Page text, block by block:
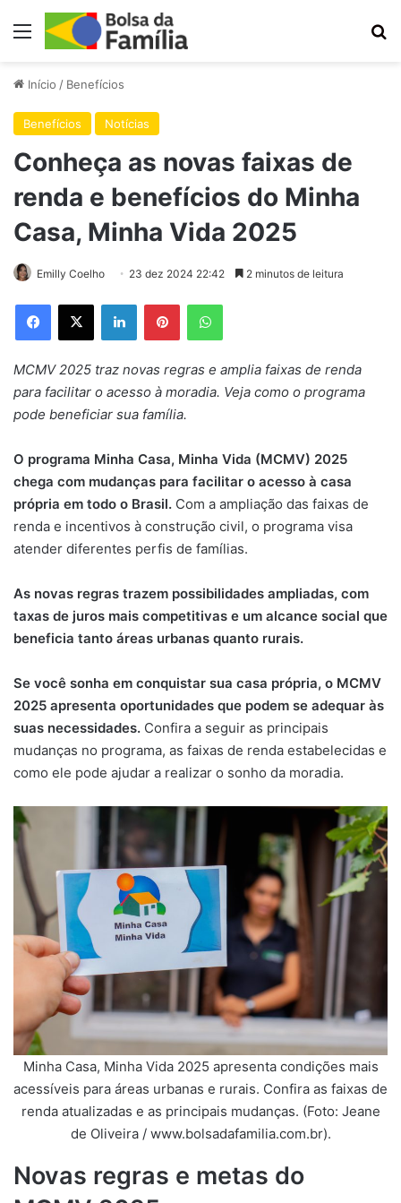
Menu
Início / Benefícios
Benefícios Notícias
Conheça as novas faixas de
renda e benefícios do Minha
Casa, Minha Vida 2025
Emilly Coelho 23 dez 2024 22:42 2 minutos de leitura
Facebook
X LinkedinPinterestWhatsApp
MCMV 2025 traz novas regras e amplia faixas de renda
para facilitar o acesso à moradia. Veja como o programa
pode beneficiar sua família.
O programa Minha Casa, Minha Vida (MCMV) 2025
chega com mudanças para facilitar o acesso à casa
própria em todo o Brasil. Com a ampliação das faixas de
renda e incentivos à construção civil, o programa visa
atender diferentes perfis de famílias.
As novas regras trazem possibilidades ampliadas, com
taxas de juros mais competitivas e um alcance social que
beneficia tanto áreas urbanas quanto rurais.
Se você sonha em conquistar sua casa própria, o MCMV
2025 apresenta oportunidades que podem se adequar às
suas necessidades. Confira a seguir as principais
mudanças no programa, as faixas de renda estabelecidas e
como ele pode ajudar a realizar o sonho da moradia.
Minha Casa, Minha Vida 2025 apresenta condições mais
acessíveis para áreas urbanas e rurais. Confira as faixas de
renda atualizadas e as principais mudanças. (Foto: Jeane
de Oliveira / www.bolsadafamilia.com.br).
Novas regras e metas do